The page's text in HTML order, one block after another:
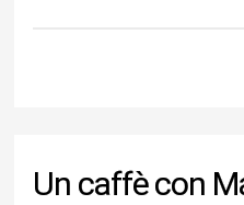
Un caffè con